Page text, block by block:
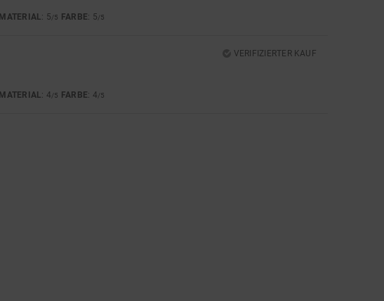
MATERIAL: 5/5 FARBE: 5/5
VERIFIZIERTER KAUF
MATERIAL: 4/5 FARBE: 4/5